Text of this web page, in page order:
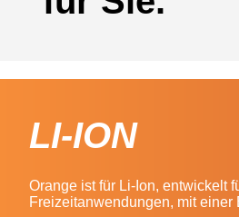
LI-ION
Orange ist für Li-Ion, entwickelt
Freizeitanwendungen, mit